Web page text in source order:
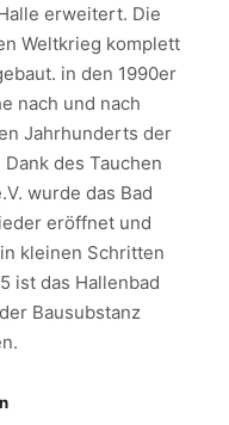
erweitert. Die
Weltkrieg komplett
in den 1990er
nach und nach
Jahrhunderts der
des Tauchen
wurde das Bad
eröffnet und
kleinen Schritten
ist das Hallenbad
Bausubstanz